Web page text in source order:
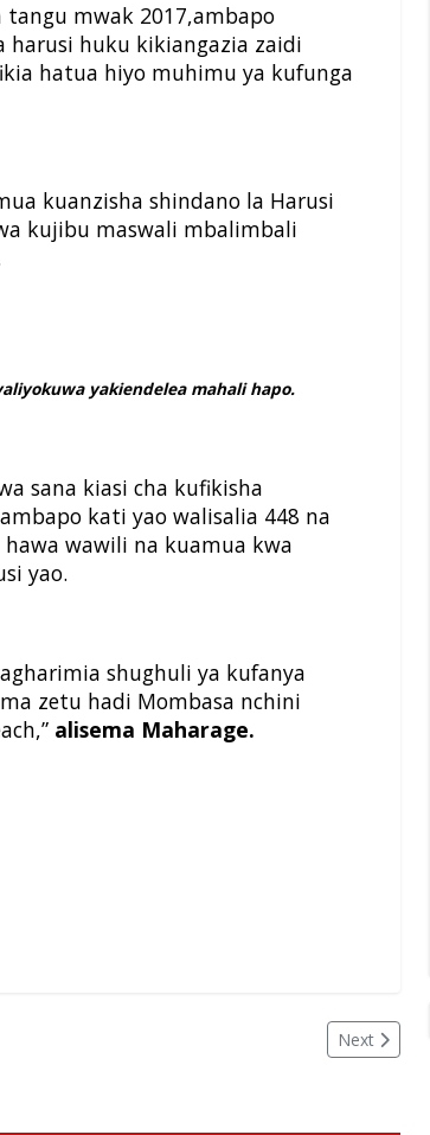
mwak 2017,ambapo
huku kikiangazia zaidi
hatua hiyo muhimu ya kufunga
kuanzisha shindano la Harusi
kujibu maswali mbalimbali
yakiendelea mahali hapo.
sana kiasi cha kufikisha
kati yao walisalia 448 na
wawili na kuamua kwa
yao.
shughuli ya kufanya
zetu hadi Mombasa nchini
alisema Maharage.
Next